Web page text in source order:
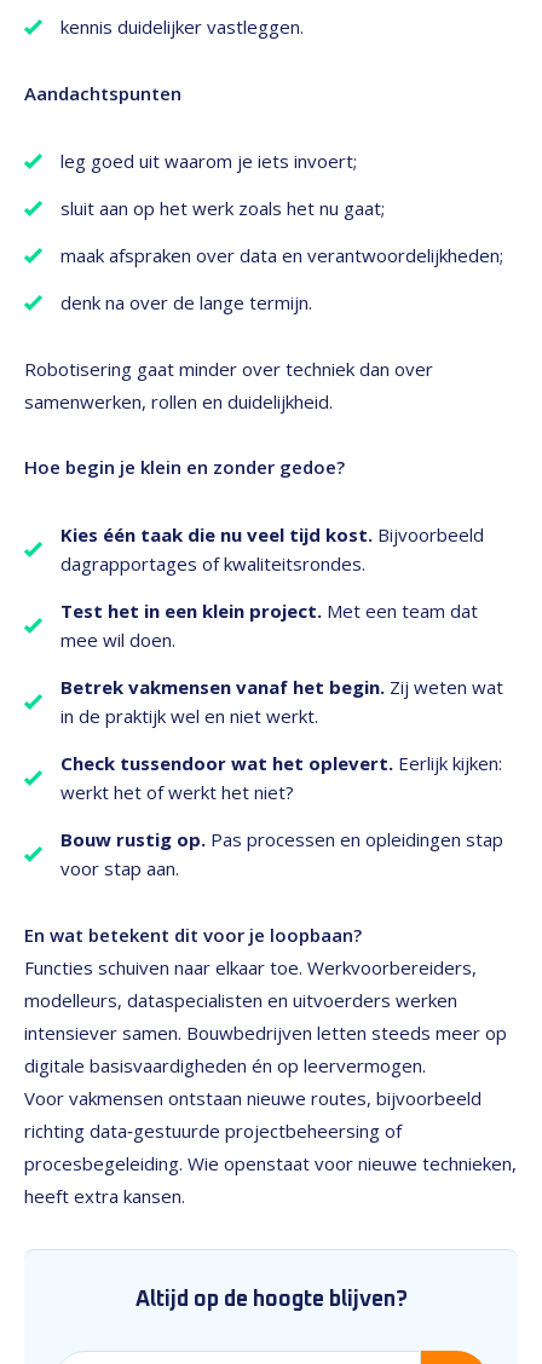
kennis duidelijker vastleggen.
Aandachtspunten
leg goed uit waarom je iets invoert;
sluit aan op het werk zoals het nu gaat;
maak afspraken over data en verantwoordelijkheden;
denk na over de lange termijn.
Robotisering gaat minder over techniek dan over
samenwerken, rollen en duidelijkheid.
Hoe begin je klein en zonder gedoe?
Kies één taak die nu veel tijd kost. Bijvoorbeeld
dagrapportages of kwaliteitsrondes.
Test het in een klein project. Met een team dat
mee wil doen.
Betrek vakmensen vanaf het begin. Zij weten wat
in de praktijk wel en niet werkt.
Check tussendoor wat het oplevert. Eerlijk kijken:
werkt het of werkt het niet?
Bouw rustig op. Pas processen en opleidingen stap
voor stap aan.
En wat betekent dit voor je loopbaan?
Functies schuiven naar elkaar toe. Werkvoorbereiders,
modelleurs, dataspecialisten en uitvoerders werken
intensiever samen. Bouwbedrijven letten steeds meer op
digitale basisvaardigheden én op leervermogen.
Voor vakmensen ontstaan nieuwe routes, bijvoorbeeld
richting data‑gestuurde projectbeheersing of
procesbegeleiding. Wie openstaat voor nieuwe technieken,
heeft extra kansen.
Altijd op de hoogte blijven?